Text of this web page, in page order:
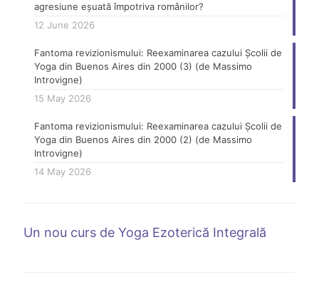
agresiune eșuată împotriva românilor?
12 June 2026
Fantoma revizionismului: Reexaminarea cazului Școlii de
Yoga din Buenos Aires din 2000 (3) (de Massimo
Introvigne)
15 May 2026
Fantoma revizionismului: Reexaminarea cazului Școlii de
Yoga din Buenos Aires din 2000 (2) (de Massimo
Introvigne)
14 May 2026
Un nou curs de Yoga Ezoterică Integrală